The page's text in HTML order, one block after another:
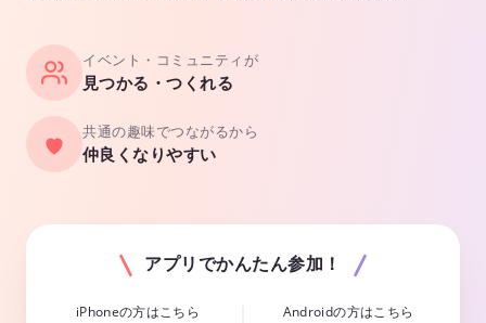
イベント・コミュニティが
見つかる・つくれる
共通の趣味でつながるから
仲良くなりやすい
アプリでかんたん参加！
iPhoneの方はこちら Androidの方はこちら